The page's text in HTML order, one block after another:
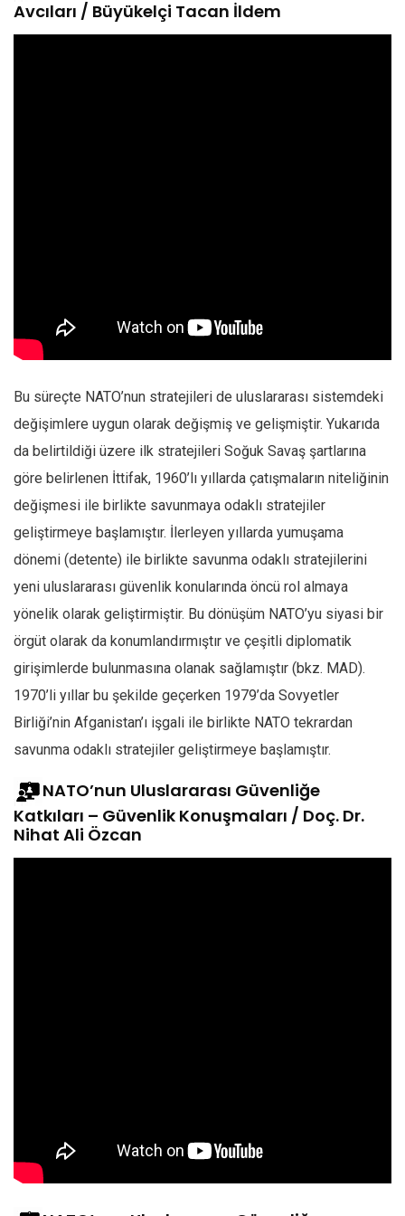
Avcıları / Büyükelçi Tacan İldem
Bu süreçte NATO’nun stratejileri de uluslararası sistemdeki
değişimlere uygun olarak değişmiş ve gelişmiştir. Yukarıda
da belirtildiği üzere ilk stratejileri Soğuk Savaş şartlarına
göre belirlenen İttifak, 1960’lı yıllarda çatışmaların niteliğinin
değişmesi ile birlikte savunmaya odaklı stratejiler
geliştirmeye başlamıştır. İlerleyen yıllarda yumuşama
dönemi (detente) ile birlikte savunma odaklı stratejilerini
yeni uluslararası güvenlik konularında öncü rol almaya
yönelik olarak geliştirmiştir. Bu dönüşüm NATO’yu siyasi bir
örgüt olarak da konumlandırmıştır ve çeşitli diplomatik
girişimlerde bulunmasına olanak sağlamıştır (bkz. MAD).
1970’li yıllar bu şekilde geçerken 1979’da Sovyetler
Birliği’nin Afganistan’ı işgali ile birlikte NATO tekrardan
savunma odaklı stratejiler geliştirmeye başlamıştır.
NATO’nun Uluslararası Güvenliğe
Katkıları – Güvenlik Konuşmaları / Doç. Dr.
Nihat Ali Özcan